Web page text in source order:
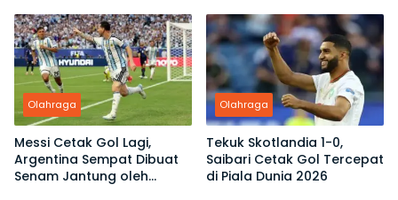
Ketua
Olahraga
Messi Cetak Gol Lagi,
Argentina Sempat Dibuat
Senam Jantung oleh
Olahraga
Tekuk Skotlandia 1-0,
Saibari Cetak Gol Tercepat
di Piala Dunia 2026